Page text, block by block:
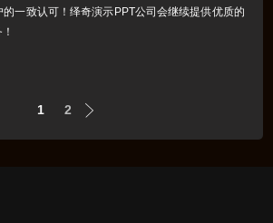
的一致认可！绎奇演示PPT公司会继续提供优质的
1 2